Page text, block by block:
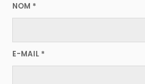
NOM *
E-MAIL *